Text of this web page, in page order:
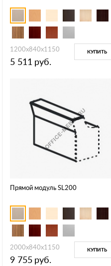
1200x840x1150
5 511 руб.
КУПИТЬ
Прямой модуль SL200
2000x840x1150
9 755 руб.
КУПИТЬ